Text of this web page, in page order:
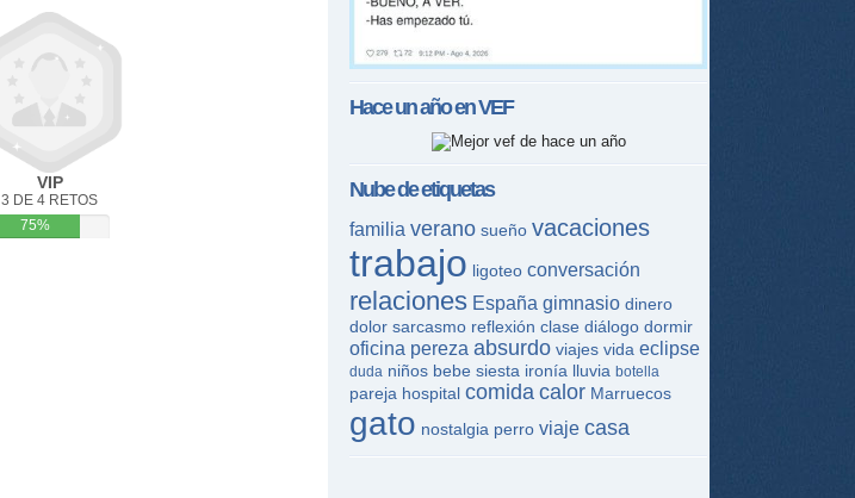
VIP
3 DE 4 RETOS
75%
Hace un año enVEF
Nube de etiquetas
familia verano sueño vacaciones
trabajo ligoteo conversación
relaciones España gimnasio dinero
dolor sarcasmo reflexión clase diálogo dormir
oficina pereza absurdo viajes vida eclipse
duda niños bebe siesta ironía lluvia botella
pareja hospital comida calor Marruecos
gato nostalgia perro viaje casa